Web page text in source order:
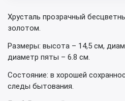
Хрусталь прозрачный
золотом.
Размеры: высота – 14,5 см,
диаметр пяты – 6.8 см.
Состояние: в хорошей
следы бытования.